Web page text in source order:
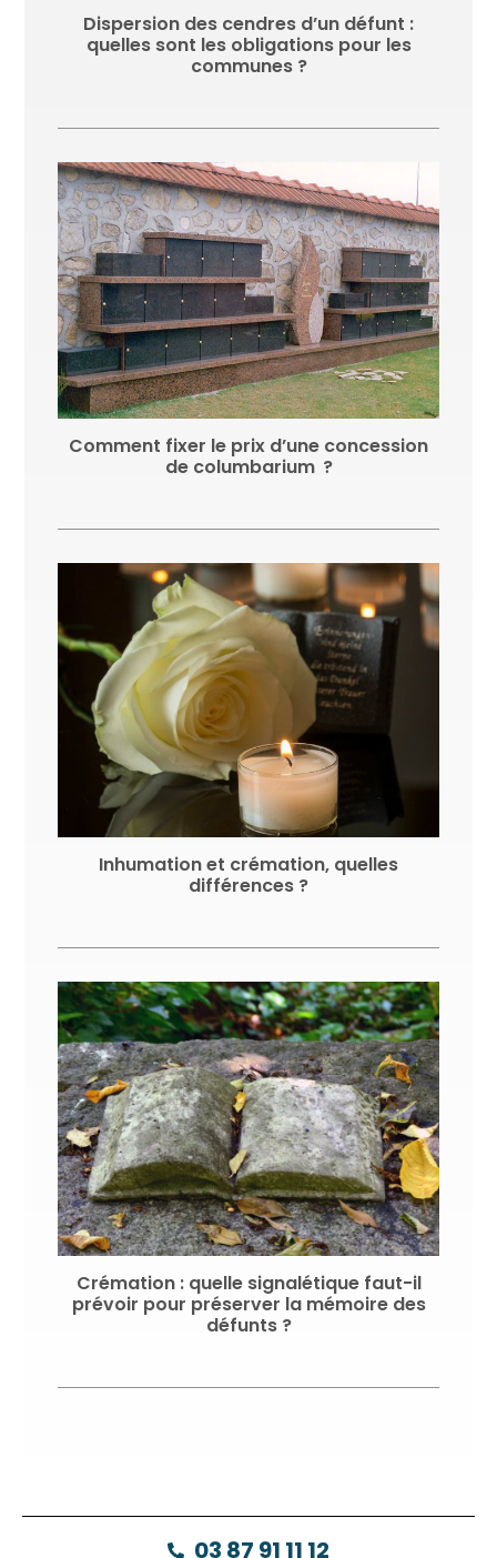
Dispersion des cendres d’un défunt :
quelles sont les obligations pour les
communes ?
Comment fixer le prix d’une concession
de columbarium ?
Inhumation et crémation, quelles
différences ?
Crémation : quelle signalétique faut-il
prévoir pour préserver la mémoire des
défunts ?
03 87 91 11 12